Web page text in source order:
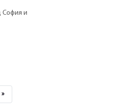
София и
Last
»